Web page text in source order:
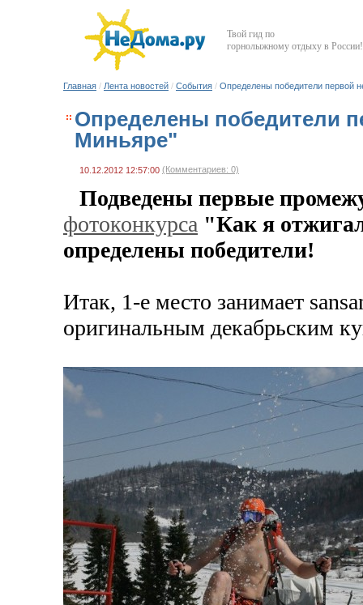
Твой гид по
горнолыжному отдыху в России!
Главная / Лента новостей / События / Определены победители первой
Определены победители
Миньяре"
10.12.2012 12:57:00 (Комментариев: 0)
Подведены первые
фотоконкурса "Как я
определены победители!
Итак, 1-е место занимает
оригинальным декабрьским